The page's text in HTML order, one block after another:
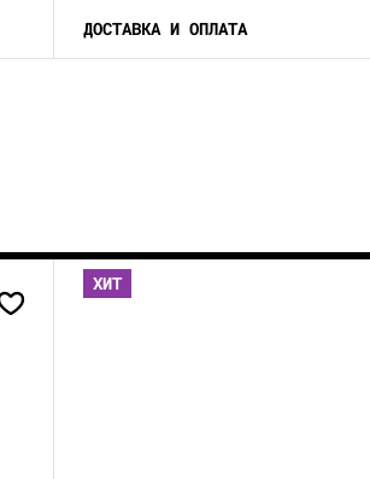
ДОСТАВКА И ОПЛАТА
ХИТ